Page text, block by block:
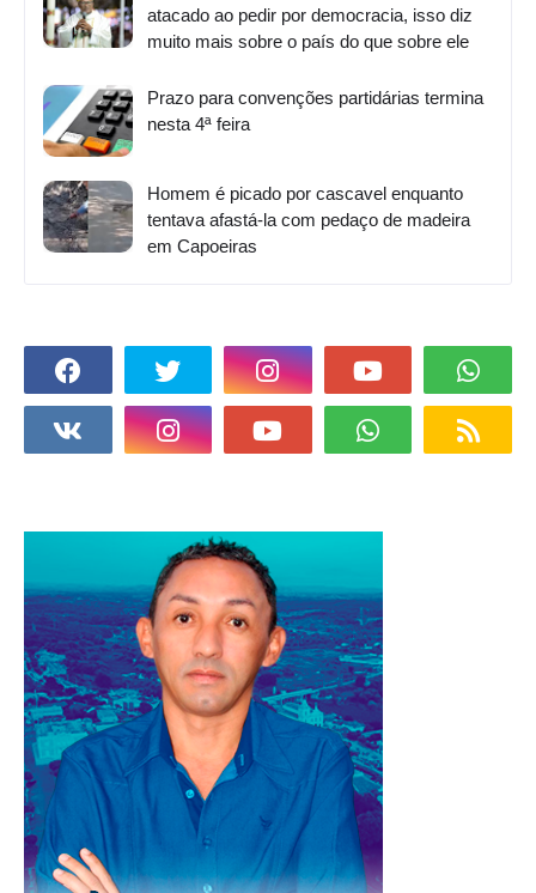
atacado ao pedir por democracia, isso diz
muito mais sobre o país do que sobre ele
Prazo para convenções partidárias termina
nesta 4ª feira
Homem é picado por cascavel enquanto
tentava afastá-la com pedaço de madeira
em Capoeiras